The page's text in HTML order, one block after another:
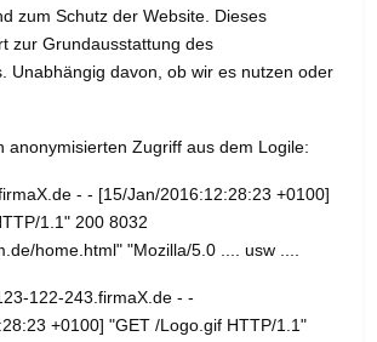
zum Schutz der Website. Dieses
zur Grundausstattung des
Unabhängig davon, ob wir es nutzen oder
anonymisierten Zugriff aus dem Logile:
- - [15/Jan/2016:12:28:23 +0100]
1.1" 200 8032
home.html" "Mozilla/5.0 .... usw ....
122-243.firmaX.de - -
+0100] "GET /Logo.gif HTTP/1.1"